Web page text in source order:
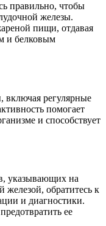
правильно, чтобы
железы.
пищи, отдавая
и белковым
включая регулярные
помогает
и способствует
указывающих на
обратитесь к
и диагностики.
ее